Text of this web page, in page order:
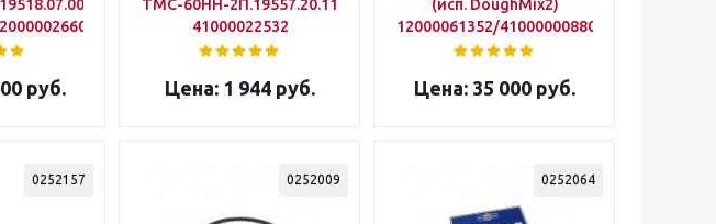
руб.
ТМС-60НН-2П.19557.20.11.000СБ
41000022532
1 944 руб.
(исп. DoughMix2)
12000061352/41000000880
35 000 руб.
0252157 0252009 0252064